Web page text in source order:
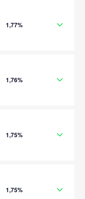
1,77%
1,76%
1,75%
1,75%